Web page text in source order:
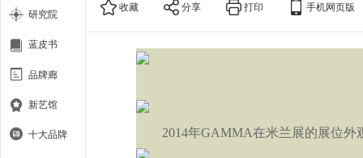
大 收藏 分享 打印 手机网页版
2014年GAMMA在米兰展的展位外
研究院
蓝皮书
品牌廊
新艺馆
十大品牌